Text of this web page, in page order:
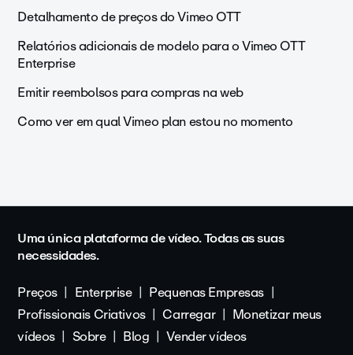
Detalhamento de preços do Vimeo OTT
Relatórios adicionais de modelo para o Vimeo OTT
Enterprise
Emitir reembolsos para compras na web
Como ver em qual Vimeo plan estou no momento
Uma única plataforma de vídeo. Todas as suas
necessidades.
Preços
Enterprise
Pequenas Empresas
Profissionais Criativos
Carregar
Monetizar meus
vídeos
Sobre Blog Vender vídeos